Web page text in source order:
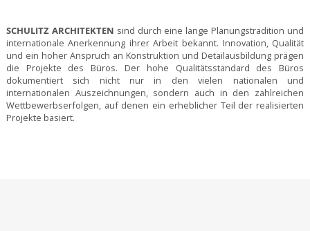
SCHULITZ ARCHITEKTEN sind durch eine lange Planungstradition und
internationale Anerkennung ihrer Arbeit bekannt. Innovation, Qualität
und ein hoher Anspruch an Konstruktion und Detailausbildung prägen
die Projekte des Büros. Der hohe Qualitätsstandard des Büros
dokumentiert sich nicht nur in den vielen nationalen und
internationalen Auszeichnungen, sondern auch in den zahlreichen
Wettbewerbserfolgen, auf denen ein erheblicher Teil der realisierten
Projekte basiert.